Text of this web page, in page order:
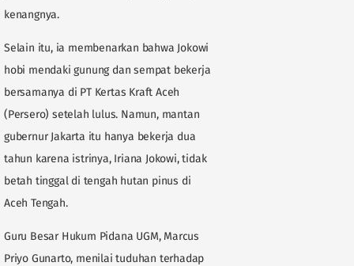
kenangnya.
Selain itu, ia membenarkan bahwa Jokowi
hobi mendaki gunung dan sempat bekerja
bersamanya di PT Kertas Kraft Aceh
(Persero) setelah lulus. Namun, mantan
gubernur Jakarta itu hanya bekerja dua
tahun karena istrinya, Iriana Jokowi, tidak
betah tinggal di tengah hutan pinus di
Aceh Tengah.
Guru Besar Hukum Pidana UGM, Marcus
Priyo Gunarto, menilai tuduhan terhadap